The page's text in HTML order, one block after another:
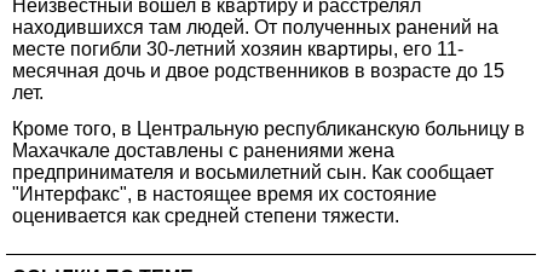
Неизвестный вошел в квартиру и расстрелял
находившихся там людей. От полученных ранений на
месте погибли 30-летний хозяин квартиры, его 11-
месячная дочь и двое родственников в возрасте до 15
лет.
Кроме того, в Центральную республиканскую больницу в
Махачкале доставлены с ранениями жена
предпринимателя и восьмилетний сын. Как сообщает
"Интерфакс", в настоящее время их состояние
оценивается как средней степени тяжести.